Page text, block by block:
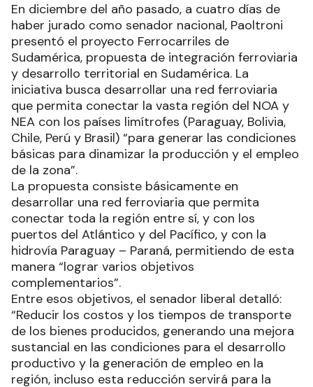
En diciembre del año pasado, a cuatro días de
haber jurado como senador nacional, Paoltroni
presentó el proyecto Ferrocarriles de
Sudamérica, propuesta de integración ferroviaria
y desarrollo territorial en Sudamérica. La
iniciativa busca desarrollar una red ferroviaria
que permita conectar la vasta región del NOA y
NEA con los países limítrofes (Paraguay, Bolivia,
Chile, Perú y Brasil) “para generar las condiciones
básicas para dinamizar la producción y el empleo
de la zona”.
La propuesta consiste básicamente en
desarrollar una red ferroviaria que permita
conectar toda la región entre sí, y con los
puertos del Atlántico y del Pacífico, y con la
hidrovía Paraguay – Paraná, permitiendo de esta
manera “lograr varios objetivos
complementarios”.
Entre esos objetivos, el senador liberal detalló:
“Reducir los costos y los tiempos de transporte
de los bienes producidos, generando una mejora
sustancial en las condiciones para el desarrollo
productivo y la generación de empleo en la
región, incluso esta reducción servirá para la